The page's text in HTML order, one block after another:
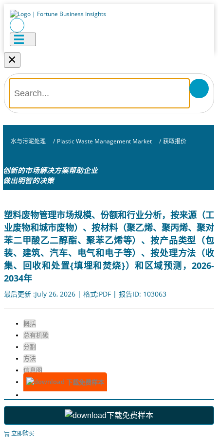
×
水与污泥处理 / Plastic Waste Management Market / 获取报价
创新的市场解决方案帮助企业
做出明智的决策
塑料废物管理市场规模、份额和行业分析，按来源（工
业废物和城市废物）、按材料（聚乙烯、聚丙烯、聚对
苯二甲酸乙二醇酯、聚苯乙烯等）、按产品类型（包
装、建筑、汽车、电气和电子等）、按处理方法（收
集、回收和处置{填埋和焚烧}）和区域预测，2026-
2034年
最后更新 :July 26, 2026 | 格式:PDF | 报告ID: 103063
概括
总有机碳
分割
方法
信息图
下载免费样本
下载免费样本
立即购买